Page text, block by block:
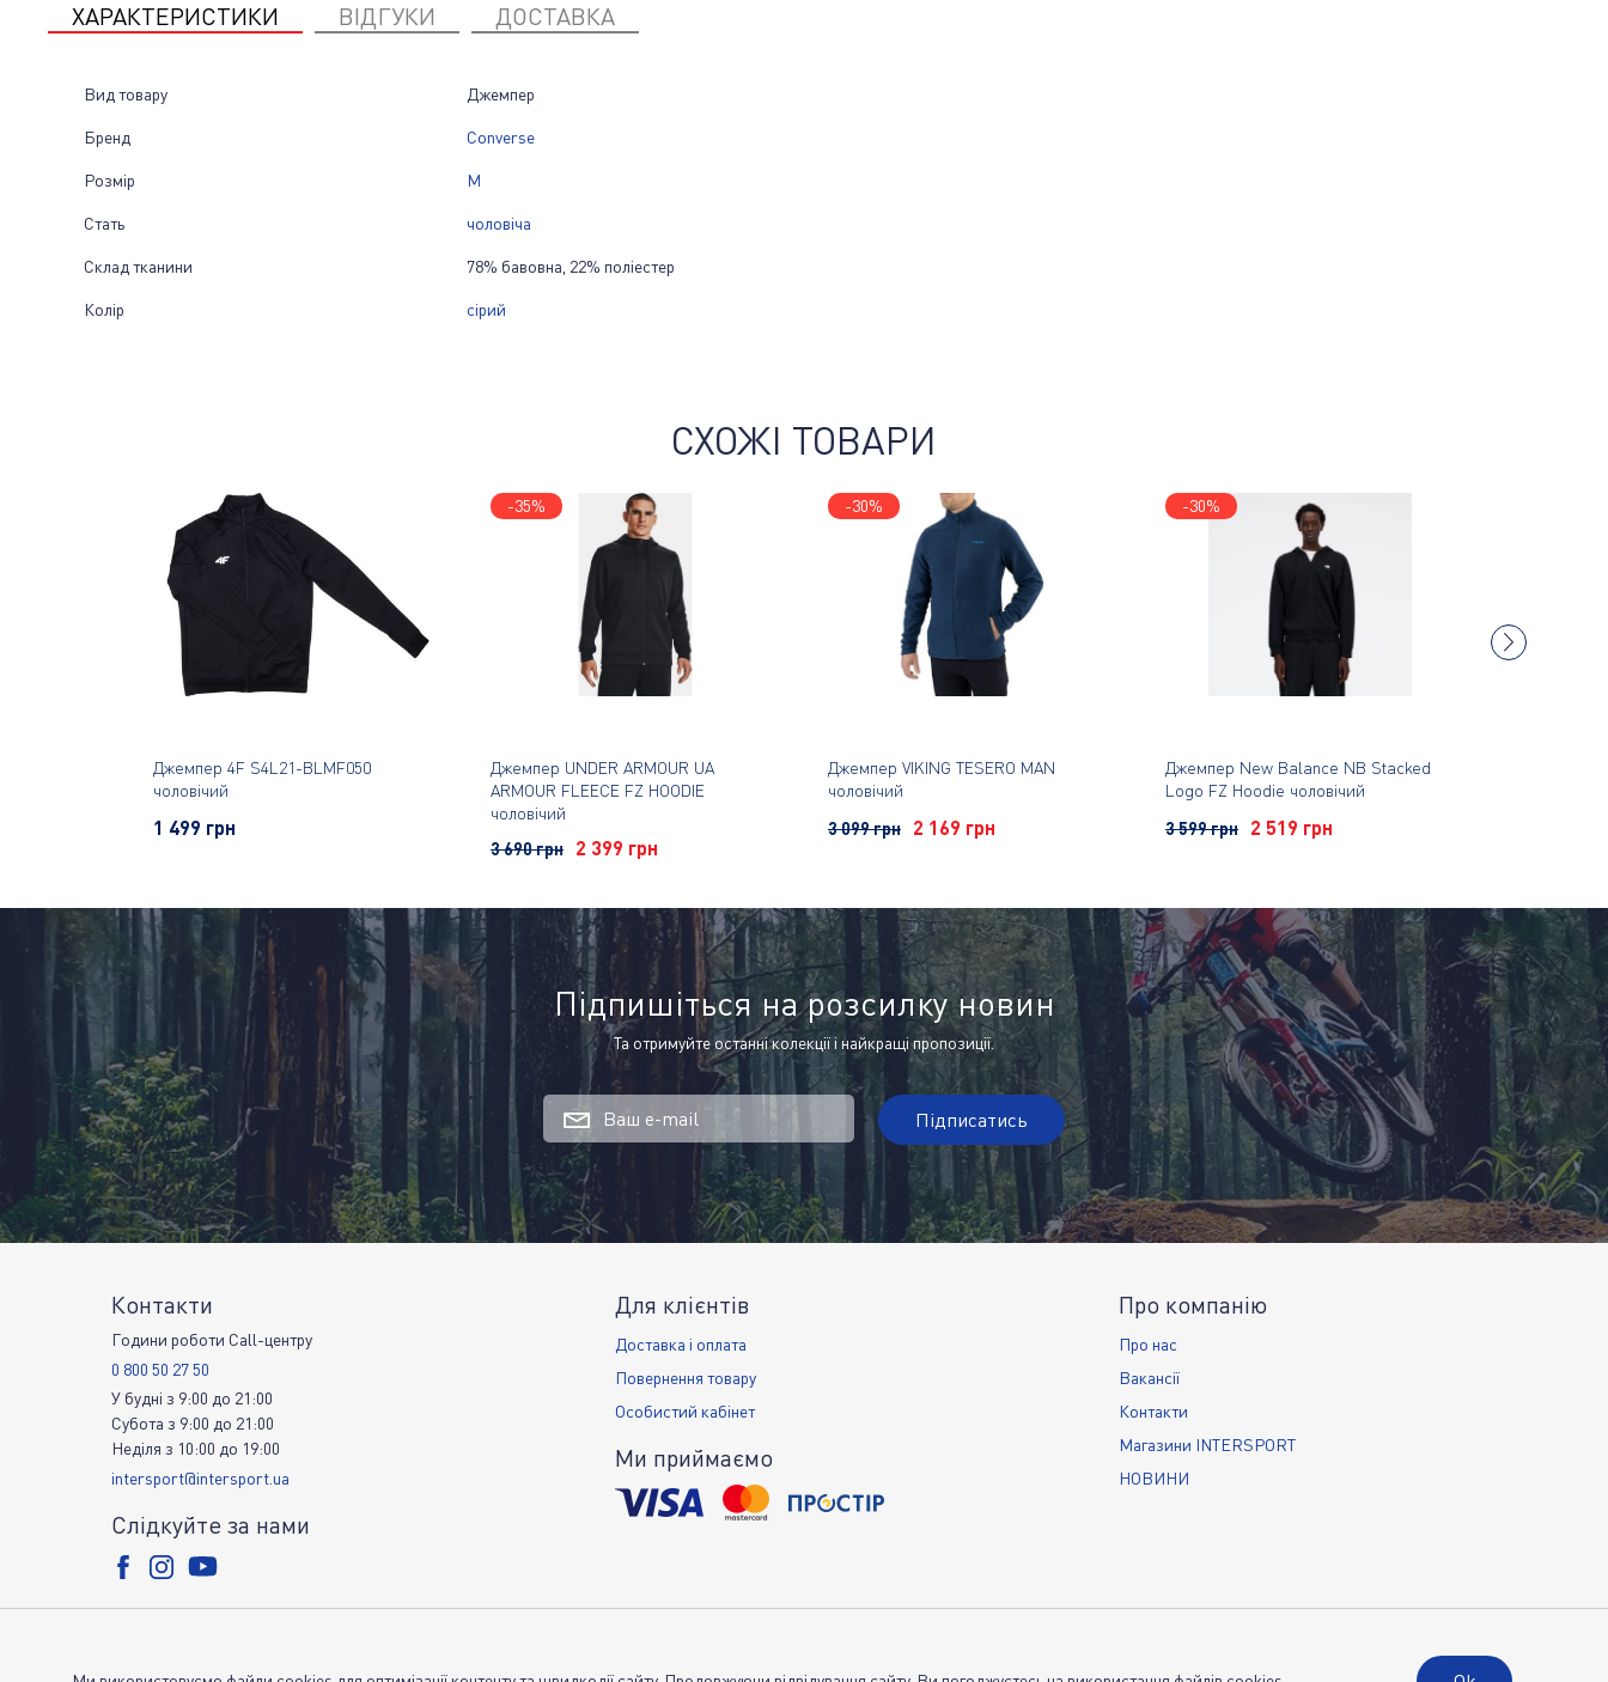
ХАРАКТЕРИСТИКИ ВІДГУКИ ДОСТАВКА
Вид товару Джемпер
Бренд Converse
Розмір M
Стать чоловіча
Склад тканини 78% бавовна, 22% поліестер
Колір сірий
СХОЖІ ТОВАРИ
Джемпер 4F S4L21-BLMF050
чоловічий
1 499 грн
-35%
Джемпер UNDER ARMOUR UA
ARMOUR FLEECE FZ HOODIE
чоловічий
3 690 грн
2 399 грн
-30%
Джемпер VIKING TESERO MAN
чоловічий
3 099 грн
2 169 грн
-30%
Джемпер New Balance NB Stacked
Logo FZ Hoodie чоловічий
3 599 грн
2 519 грн
Підпишіться на розсилку новин
Та отримуйте останні колекції і найкращі пропозиції.
Ваш e-mail Підписатись
Контакти
Години роботи Call-центру
0 800 50 27 50
У будні з 9:00 до 21:00
Субота з 9:00 до 21:00
Неділя з 10:00 до 19:00
intersport@intersport.ua
Слідкуйте за нами
Для клієнтів
Доставка і оплата
Повернення товару
Особистий кабінет
Ми приймаємо
Про компанію
Про нас
Вакансії
Контакти
Магазини INTERSPORT
НОВИНИ